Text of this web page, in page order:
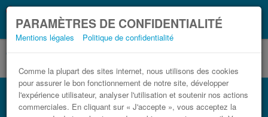
PARAMÈTRES DE CONFIDENTIALITÉ
Mentions légales Politique de confidentialité
Comme la plupart des sites internet, nous utilisons des cookies
pour assurer le bon fonctionnement de notre site, développer
l'expérience utilisateur, analyser l'utilisation et soutenir nos actions
commerciales. En cliquant sur « J'accepte », vous acceptez la
Coronavirus (COVID-19):Ce que vous devez
savoir, lorsque vous voyagez
Bus Quattromiglia Soverato pas cher
Trouvez votre billet de bus moins cher